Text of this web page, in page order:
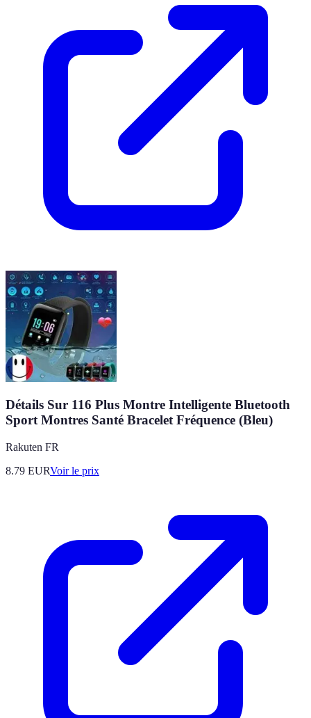
Détails Sur 116 Plus Montre Intelligente Bluetooth
Sport Montres Santé Bracelet Fréquence (Bleu)
Rakuten FR
8.79 EURVoir le prix